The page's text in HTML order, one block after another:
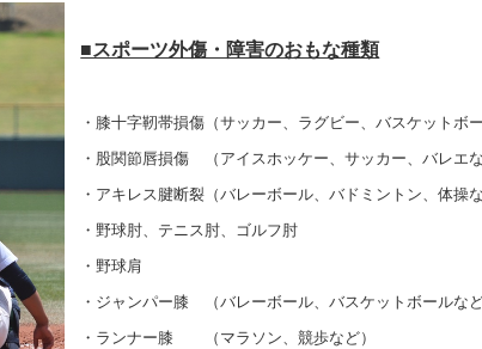
■スポーツ外傷・障害のおもな種類
・膝十字靭帯損傷（サッカー、ラグビー、バスケットボ
・股関節唇損傷 （アイスホッケー、サッカー、バレエな
・アキレス腱断裂（バレーボール、バドミントン、体操な
・野球肘、テニス肘、ゴルフ肘
・野球肩
・ジャンパー膝 （バレーボール、バスケットボールなど
・ランナー膝 （マラソン、競歩など）